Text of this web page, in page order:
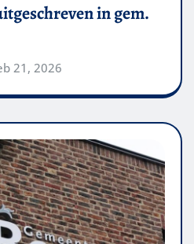
in gem.
21, 2026